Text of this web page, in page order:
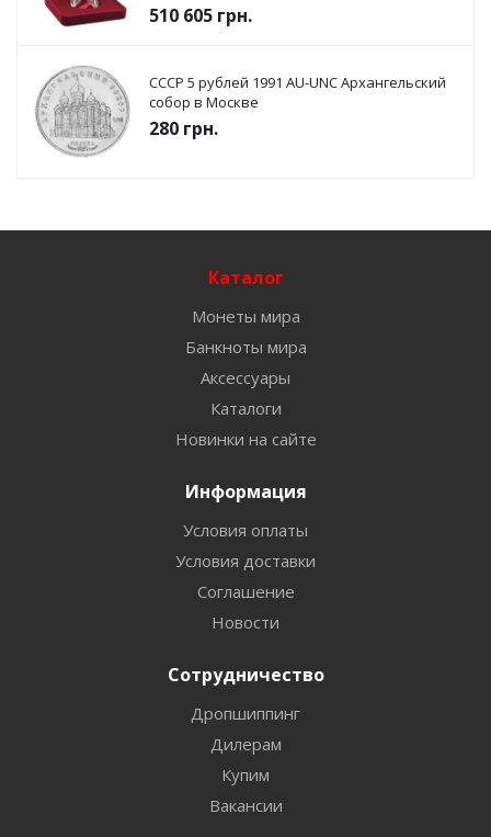
510 605 грн.
СССР 5 рублей 1991 AU-UNC Архангельский
собор в Москве
280 грн.
Каталог
Монеты мира
Банкноты мира
Аксессуары
Каталоги
Новинки на сайте
Информация
Условия оплаты
Условия доставки
Соглашение
Новости
Сотрудничество
Дропшиппинг
Дилерам
Купим
Вакансии